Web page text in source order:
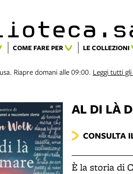
COME FARE PER LE COLLEZIONI
Riapre domani alle 09:00. Leggi tutti
AL DI LÀ
CONSULTA
È la storia di